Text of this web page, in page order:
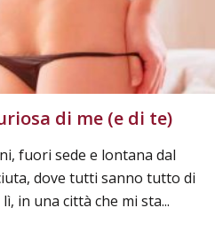
di me (e di te)
fuori sede e lontana dal
dove tutti sanno tutto di
in una città che mi sta...